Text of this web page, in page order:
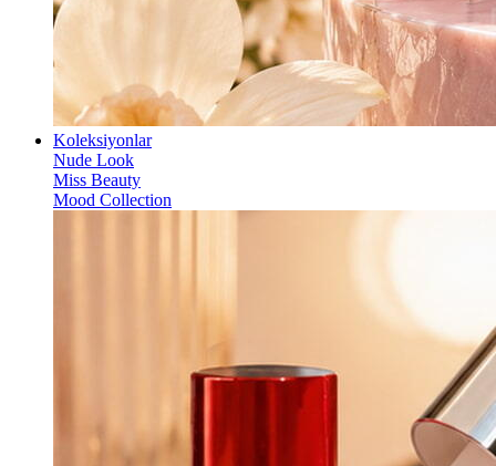
Koleksiyonlar
Nude Look
Miss Beauty
Mood Collection